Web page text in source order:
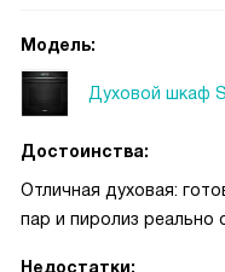
Модель:
Духовой шкаф
Достоинства:
Отличная духовая:
пар и пиролиз реально
Недостатки: